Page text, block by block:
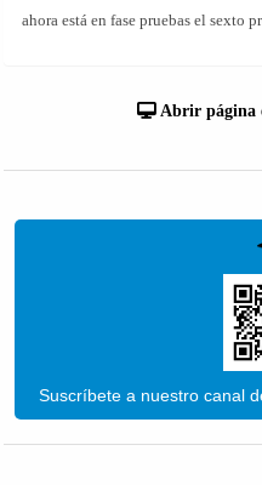
ahora está en fase pruebas el sexto
Abrir página
Suscríbete a nuestro canal